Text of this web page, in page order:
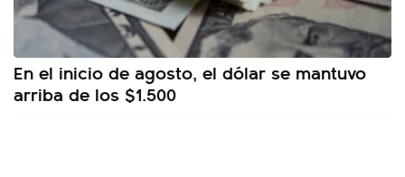
En el inicio de agosto, el dólar se mantuvo
arriba de los $1.500